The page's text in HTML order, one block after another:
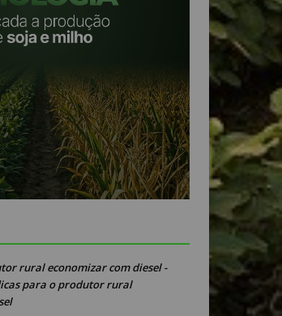
rural economizar com diesel -
para o produtor rural